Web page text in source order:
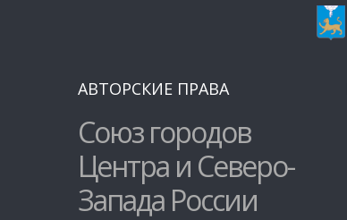
АВТОРСКИЕ ПРАВА
Союз городов
Центра и Северо-
Запада России